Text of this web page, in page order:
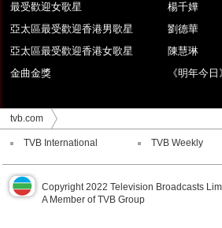
最受歡迎女歌星
楊千嬅
亞太區最受歡迎香港男歌星
劉德華
亞太區最受歡迎香港女歌星
陳慧琳
金曲金獎
《明年今
tvb.com
TVB International TVB Weekly
Copyright 2022 Television Broadcasts
A Member of TVB Group